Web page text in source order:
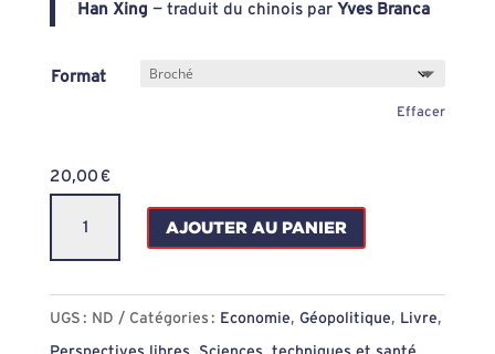
Han Xing — traduit du chinois par Yves Branca
Format
Effacer
20,00 €
libres,
n°
AJOUTER AU PANIER
UGS : ND Catégories : Economie, Géopolitique, Livre,